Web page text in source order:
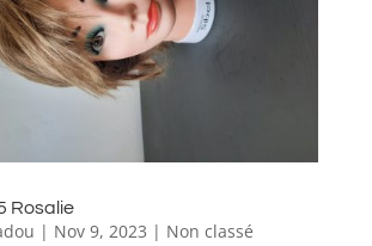
Rosalie
| Nov 9, 2023 | Non classé